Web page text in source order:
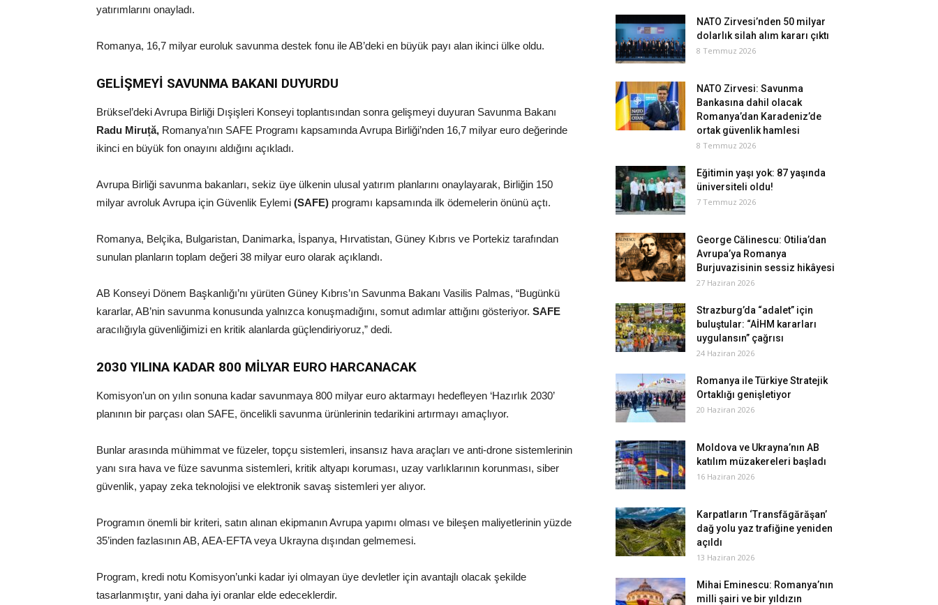
yatırımlarını onayladı.
Romanya, 16,7 milyar euroluk savunma destek fonu ile AB’deki en büyük payı alan ikinci ülke oldu.
GELİŞMEYİ SAVUNMA BAKANI DUYURDU
Brüksel’deki Avrupa Birliği Dışişleri Konseyi toplantısından sonra gelişmeyi duyuran Savunma Bakanı
Radu Miruță, Romanya’nın SAFE Programı kapsamında Avrupa Birliği’nden 16,7 milyar euro değerinde
ikinci en büyük fon onayını aldığını açıkladı.
Avrupa Birliği savunma bakanları, sekiz üye ülkenin ulusal yatırım planlarını onaylayarak, Birliğin 150
milyar avroluk Avrupa için Güvenlik Eylemi (SAFE) programı kapsamında ilk ödemelerin önünü açtı.
Romanya, Belçika, Bulgaristan, Danimarka, İspanya, Hırvatistan, Güney Kıbrıs ve Portekiz tarafından
sunulan planların toplam değeri 38 milyar euro olarak açıklandı.
AB Konseyi Dönem Başkanlığı’nı yürüten Güney Kıbrıs’ın Savunma Bakanı Vasilis Palmas, “Bugünkü
kararlar, AB’nin savunma konusunda yalnızca konuşmadığını, somut adımlar attığını gösteriyor. SAFE
aracılığıyla güvenliğimizi en kritik alanlarda güçlendiriyoruz,” dedi.
2030 YILINA KADAR 800 MİLYAR EURO HARCANACAK
Komisyon’un on yılın sonuna kadar savunmaya 800 milyar euro aktarmayı hedefleyen ‘Hazırlık 2030’
planının bir parçası olan SAFE, öncelikli savunma ürünlerinin tedarikini artırmayı amaçlıyor.
Bunlar arasında mühimmat ve füzeler, topçu sistemleri, insansız hava araçları ve anti-drone sistemlerinin
yanı sıra hava ve füze savunma sistemleri, kritik altyapı koruması, uzay varlıklarının korunması, siber
güvenlik, yapay zeka teknolojisi ve elektronik savaş sistemleri yer alıyor.
Programın önemli bir kriteri, satın alınan ekipmanın Avrupa yapımı olması ve bileşen maliyetlerinin yüzde
35’inden fazlasının AB, AEA-EFTA veya Ukrayna dışından gelmemesi.
Program, kredi notu Komisyon’unki kadar iyi olmayan üye devletler için avantajlı olacak şekilde
tasarlanmıştır, yani daha iyi oranlar elde edeceklerdir.
NATO Zirvesi’nden 50 milyar
dolarlık silah alım kararı çıktı
8 Temmuz 2026
NATO Zirvesi: Savunma
Bankasına dahil olacak
Romanya’dan Karadeniz’de
ortak güvenlik hamlesi
8 Temmuz 2026
Eğitimin yaşı yok: 87 yaşında
üniversiteli oldu!
7 Temmuz 2026
George Călinescu: Otilia’dan
Avrupa’ya Romanya
Burjuvazisinin sessiz hikâyesi
27 Haziran 2026
Strazburg’da “adalet” için
buluştular: “AİHM kararları
uygulansın” çağrısı
24 Haziran 2026
Romanya ile Türkiye Stratejik
Ortaklığı genişletiyor
20 Haziran 2026
Moldova ve Ukrayna’nın AB
katılım müzakereleri başladı
16 Haziran 2026
Karpatların ‘Transfăgărăşan’
dağ yolu yaz trafiğine yeniden
açıldı
13 Haziran 2026
Mihai Eminescu: Romanya’nın
milli şairi ve bir yıldızın